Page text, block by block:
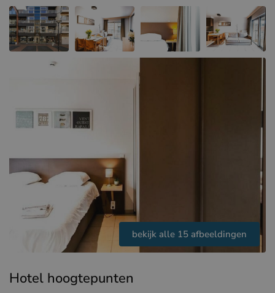
Hotels in Sluis (NL)
Hotels in Renesse (NL)
Hotels in Duinkerke (FR)
bekijk alle 15 afbeeldingen
Hotel hoogtepunten